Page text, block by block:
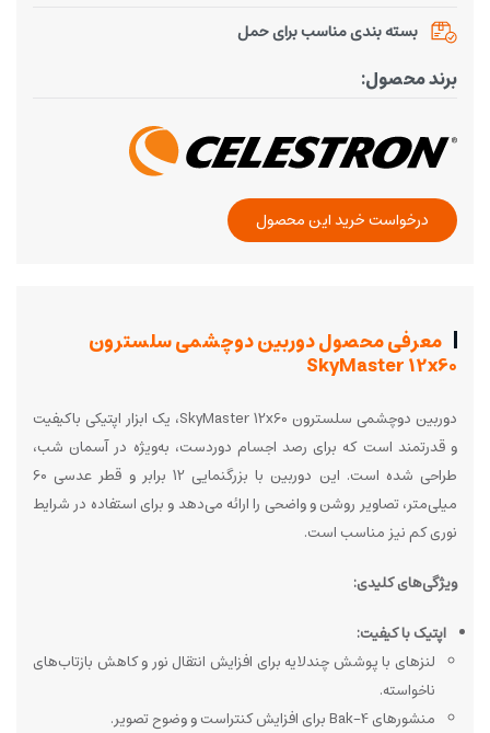
بسته بندی مناسب برای حمل
برند محصول:
درخواست خرید این محصول
معرفی محصول دوربین دوچشمی سلسترون
SkyMaster 12x60
دوربین دوچشمی سلسترون SkyMaster 12x60، یک ابزار اپتیکی باکیفیت
و قدرتمند است که برای رصد اجسام دوردست، به‌ویژه در آسمان شب،
طراحی شده است. این دوربین با بزرگنمایی 12 برابر و قطر عدسی 60
میلی‌متر، تصاویر روشن و واضحی را ارائه می‌دهد و برای استفاده در شرایط
نوری کم نیز مناسب است.
ویژگی‌های کلیدی:
اپتیک با کیفیت:
لنزهای با پوشش چندلایه برای افزایش انتقال نور و کاهش بازتاب‌های
ناخواسته.
منشورهای Bak-4 برای افزایش کنتراست و وضوح تصویر.